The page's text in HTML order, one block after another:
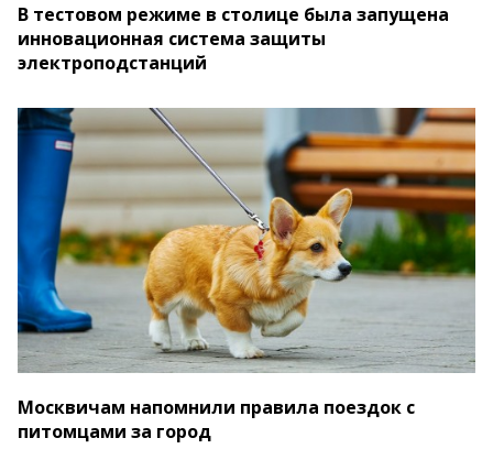
В тестовом режиме в столице была запущена
инновационная система защиты
электроподстанций
Москвичам напомнили правила поездок с
питомцами за город